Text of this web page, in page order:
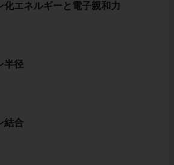
化エネルギーと電子親和力
半径
結合